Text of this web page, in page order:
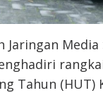
Media
Tahun (HUT)